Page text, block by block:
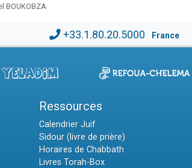
BOUKOBZA
+33.1.80.20.5000 France
Ressources
Calendrier Juif
Sidour (livre de prière)
Horaires de Chabbath
Livres Torah-Box